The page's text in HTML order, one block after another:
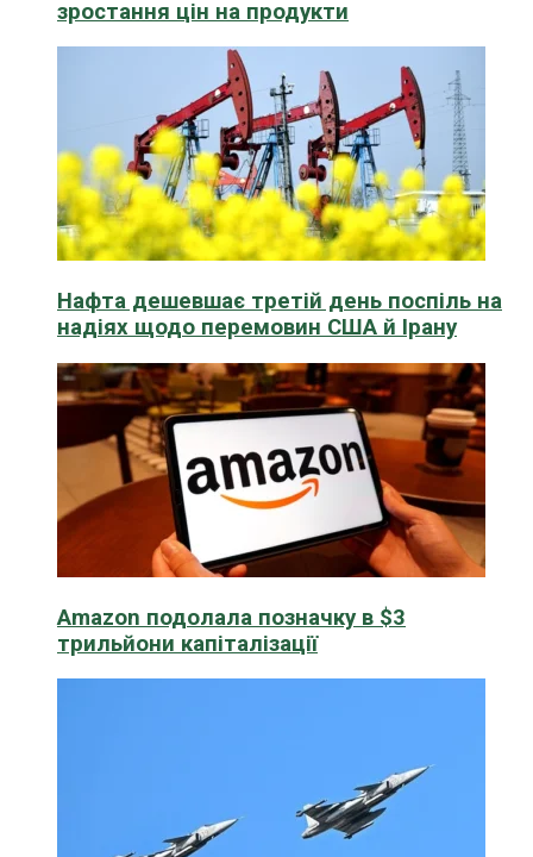
зростання цін на продукти
Нафта дешевшає третій день поспіль на
надіях щодо перемовин США й Ірану
Amazon подолала позначку в $3
трильйони капіталізації